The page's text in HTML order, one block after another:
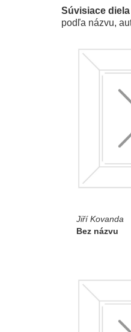
Súvisiace diela
podľa názvu,
Jiří Kovanda
Bez názvu